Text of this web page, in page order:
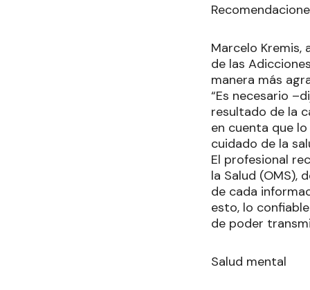
Marcelo
de las
manera más
“Es necesario
resultado de la
en cuenta que
cuidado de la
El profesional
la Salud (OMS),
de cada
esto, lo
de poder
Salud mental